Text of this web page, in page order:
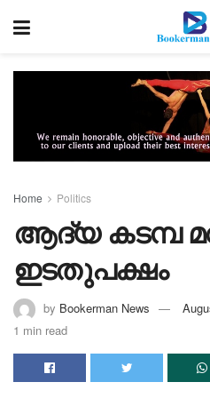
Home Politics
ആദ്യ കടമ്പ
ഇടതുപക്ഷം
by Bookerman News
1 min read